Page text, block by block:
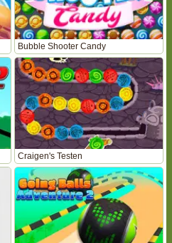
Bubble Shooter Candy
Craigen's Testen